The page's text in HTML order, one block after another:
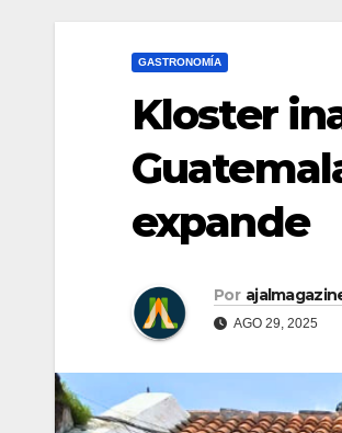
GASTRONOMÍA
Kloster
expande
Por
AGO 29, 2025